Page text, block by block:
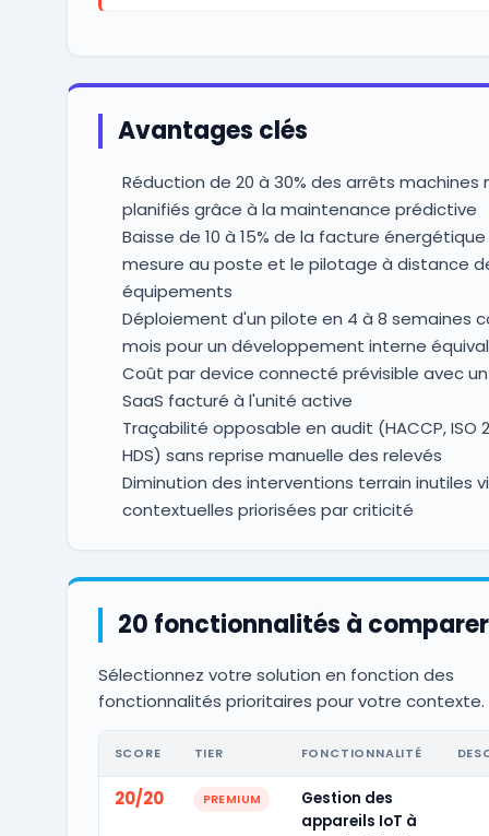
Avantages clés
Réduction de 20 à 30% des arrêts machines
planifiés grâce à la maintenance prédictive
Baisse de 10 à 15% de la facture
mesure au poste et le pilotage à distance
équipements
Déploiement d'un pilote en 4 à 8 semaines
mois pour un développement interne
Coût par device connecté prévisible avec
SaaS facturé à l'unité active
Traçabilité opposable en audit (HACCP, ISO
HDS) sans reprise manuelle des relevés
Diminution des interventions terrain inutiles
contextuelles priorisées par criticité
20 fonctionnalités à comparer
Sélectionnez votre solution en fonction des
fonctionnalités prioritaires pour votre contexte.
SCORE TIER FONCTIONNALITÉ
20/20 PREMIUM
Gestion des
appareils IoT à